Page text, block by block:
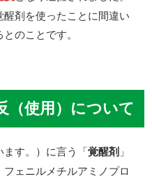
剤を使ったことに間違い
のことです。
（使用）について
ます。）に言う「覚醒剤 」
ェニルメチルアミノプロ